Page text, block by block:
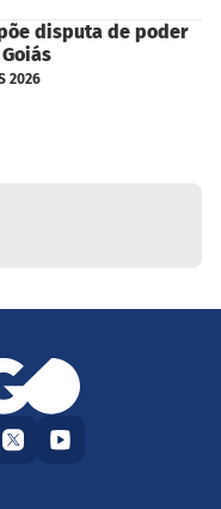
disputa de poder
2026